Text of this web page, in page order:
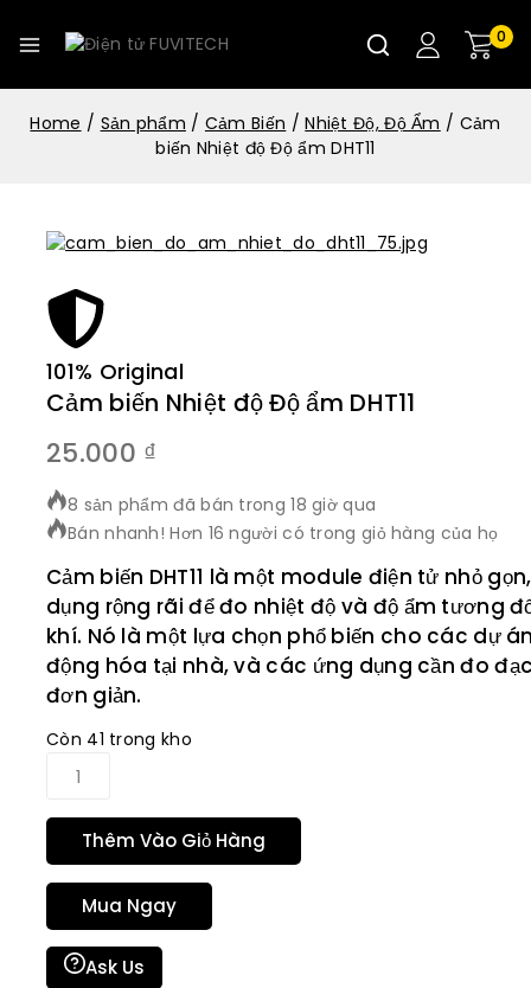
0
Home / Sản phẩm / Cảm Biến / Nhiệt Độ, Độ Ẩm / Cảm
biến Nhiệt độ Độ ẩm DHT11
101% Original
Cảm biến Nhiệt độ Độ ẩm DHT11
25.000 ₫
8 sản phẩm đã bán trong 18 giờ qua
Bán nhanh! Hơn 16 người có trong giỏ hàng của họ
Cảm biến DHT11 là một module điện tử nhỏ
dụng rộng rãi để đo nhiệt độ và độ ẩm tương
khí. Nó là một lựa chọn phổ biến cho các dự
động hóa tại nhà, và các ứng dụng cần đo
đơn giản.
Còn 41 trong kho
Thêm Vào Giỏ Hàng
Mua Ngay
Ask Us